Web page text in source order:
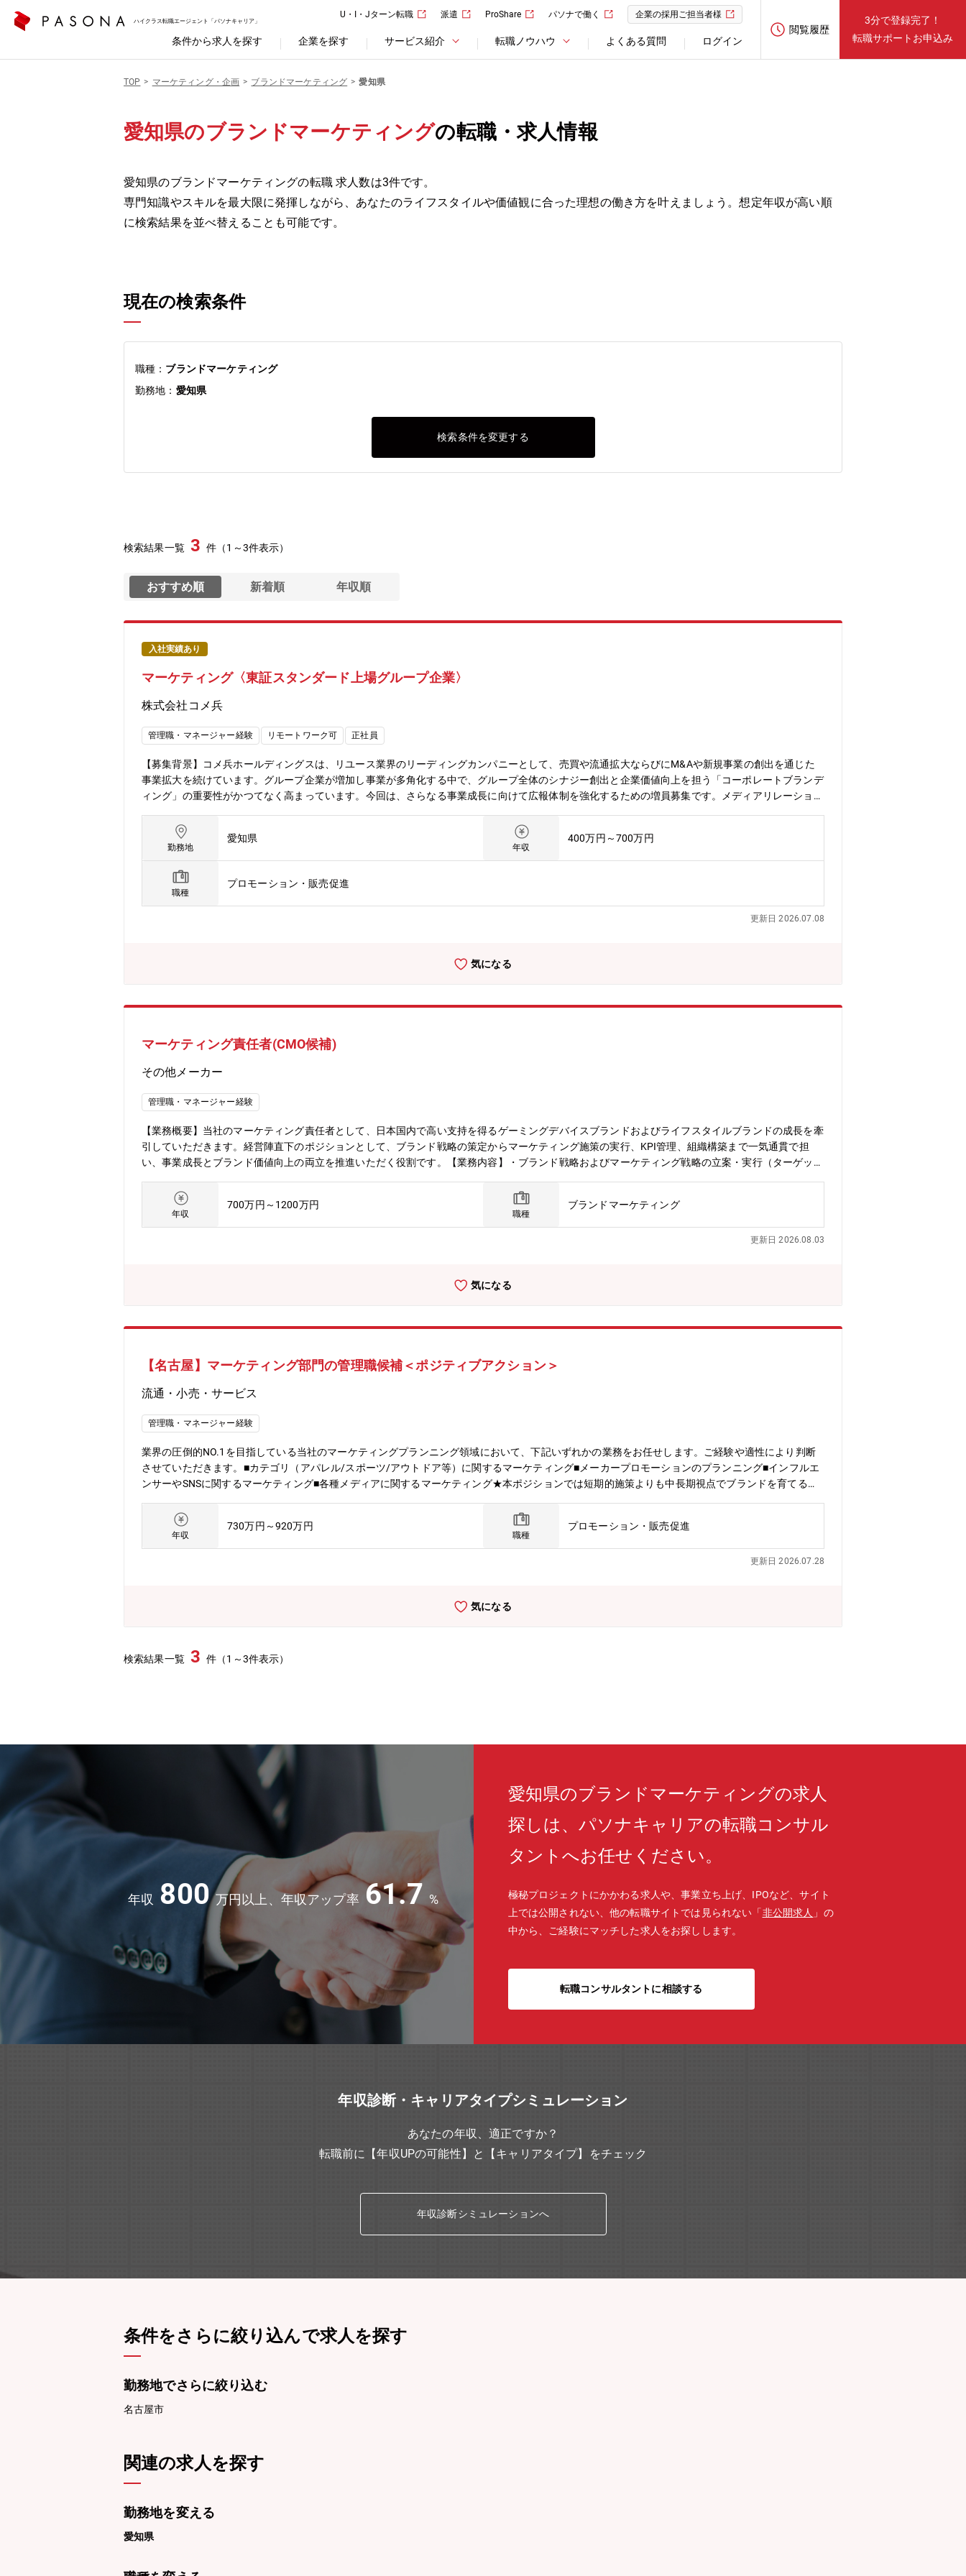
ハイクラス転職エージェント「パソナキャリア」
U・I・Jターン転職 派遣 ProShare パソナで働く 企業の採用ご担当者様
条件から求人を探す 企業を探す サービス紹介 転職ノウハウ よくある質問 ログイン
閲覧履歴
3分で登録完了！
転職サポートお申込み
TOP マーケティング・企画 ブランドマーケティング 愛知県
愛知県のブランドマーケティングの転職・求人情報
愛知県のブランドマーケティングの転職 求人数は3件です。
専門知識やスキルを最大限に発揮しながら、あなたのライフスタイルや価値観に合った理想の働き方を叶えましょう。想定年収が高い順
に検索結果を並べ替えることも可能です。
現在の検索条件
職種： ブランドマーケティング
勤務地： 愛知県
検索条件を変更する
検索結果一覧 3 件（1～3件表示）
おすすめ順 新着順 年収順
入社実績あり
マーケティング〈東証スタンダード上場グループ企業〉
株式会社コメ兵
管理職・マネージャー経験 リモートワーク可 正社員
【募集背景】コメ兵ホールディングスは、リユース業界のリーディングカンパニーとして、売買や流通拡大ならびにM&Aや新規事業の創出を通じた
事業拡大を続けています。グループ企業が増加し事業が多角化する中で、グループ全体のシナジー創出と企業価値向上を担う「コーポレートブランデ
ィング」の重要性がかつてなく高まっています。今回は、さらなる事業成長に向けて広報体制を強化するための増員募集です。メディアリレーション
す。【業務内容】顧客コミュニケーション、メディア戦略、さらにはインバウンド領域まで、多岐にわたるマーケティング領域を展開しています。こ
れまでの経歴を活かして、新しい領域にもチャレンジできるポジションです。【業務詳細】ご経験やスキルに応じて、以下業務のいずれか、または複
数の分野をお任せします。●メディア戦略の設計・運用・SNS、CTV、リテールメディアを軸としたトリプルメディア戦略の推進・若年層に向けたSN
S活用と、メディアおよびクリエイティブの開発・メディアを活用したUGC促進施策の実行●新規会員数の獲得・新規顧客計画の立案・実行・市場・
顧客データを活用した新規顧客施策の立案・実行・検証●会員施策・CRM・ロイヤリティ強化・中期顧客戦略の立案・実行・顧客インサイト調査・会
員向けUI・UX改善、新規サービス設計・顧客ランク管理、顧客LTVの最大化・ロイヤリティプログラムの構築●インバウンド施策・訪日外国人向けマ
勤務地
愛知県
年収
400万円～700万円
職種
プロモーション・販売促進
更新日 2026.07.08
気になる
マーケティング責任者(CMO候補)
その他メーカー
管理職・マネージャー経験
【業務概要】当社のマーケティング責任者として、日本国内で高い支持を得るゲーミングデバイスブランドおよびライフスタイルブランドの成長を牽
引していただきます。経営陣直下のポジションとして、ブランド戦略の策定からマーケティング施策の実行、KPI管理、組織構築まで一気通貫で担
い、事業成長とブランド価値向上の両立を推進いただく役割です。【業務内容】・ブランド戦略およびマーケティング戦略の立案・実行（ターゲット
施策の企画・推進・マーケティングKPIの設計・分析・改善（認知、集客、売上、LTVなど各種指標のモニタリングおよび改善施策の実行）・CRM施
策やコミュニティ形成を通じたファンマーケティングの推進・マーケティングチームのマネジメント・AIツールなどを活用したマーケティング業務の
効率化および生産性向上【扱う商材】プロゲーマーからも支持される自社オリジナルのゲーミングデバイスを中心に、ゲーミングカルチャーと親和性
の高いライフスタイル関連製品を展開。単なる製品販売ではなく、「ゲーマーのライフスタイルを創る」ブランドとして国内外での認知拡大を目指し
年収
700万円～1200万円
職種
ブランドマーケティング
更新日 2026.08.03
気になる
【名古屋】マーケティング部門の管理職候補＜ポジティブアクション＞
流通・小売・サービス
管理職・マネージャー経験
業界の圧倒的NO.1を目指している当社のマーケティングプランニング領域において、下記いずれかの業務をお任せします。ご経験や適性により判断
させていただきます。■カテゴリ（アパレル/スポーツ/アウトドア等）に関するマーケティング■メーカープロモーションのプランニング■インフルエ
ンサーやSNSに関するマーケティング■各種メディアに関するマーケティング★本ポジションでは短期的施策よりも中長期視点でブランドを育てるた
から実行■商品(MD)部、VMD部を中心とした社内調整■メーカーとの調整、ディレクション(メーカーによっては撮影も発生)■シーズン性に紐づいたエ
リアセグメントプランの起案■インフルエンサーの発掘および関係の構築■インスタを始めとしたマーケティングの起案から実行■代理店やメディアと
の交渉、調整
年収
730万円～920万円
職種
プロモーション・販売促進
更新日 2026.07.28
気になる
検索結果一覧 3 件（1～3件表示）
年収 800 万円以上、年収アップ率 61.7 %
愛知県のブランドマーケティングの求人
探しは、パソナキャリアの転職コンサル
タントへお任せください。
極秘プロジェクトにかかわる求人や、事業立ち上げ、IPOなど、サイト
上では公開されない、他の転職サイトでは見られない「非公開求人 」の
中から、ご経験にマッチした求人をお探しします。
転職コンサルタントに相談する
年収診断・キャリアタイプシミュレーション
あなたの年収、適正ですか？
転職前に【年収UPの可能性】と【キャリアタイプ】をチェック
年収診断シミュレーションへ
条件をさらに絞り込んで求人を探す
勤務地でさらに絞り込む
名古屋市
関連の求人を探す
勤務地を変える
愛知県